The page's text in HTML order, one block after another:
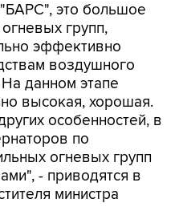
это большое
групп,
эффективно
воздушного
данном этапе
высокая, хорошая.
особенностей, в
по
огневых групп
- приводятся в
министра